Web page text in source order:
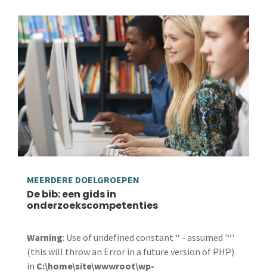
MEERDERE DOELGROEPEN
De bib: een gids in
onderzoekscompetenties
Warning: Use of undefined constant ‘‘ - assumed '‘‘'
(this will throw an Error in a future version of PHP)
in C:\home\site\wwwroot\wp-